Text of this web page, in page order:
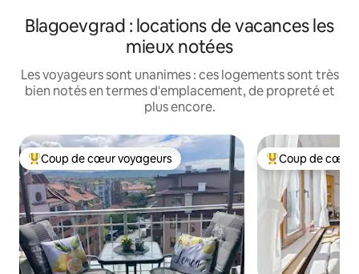
Blagoevgrad : locations de vacances les
mieux notées
Les voyageurs sont unanimes : ces logements sont très
bien notés en termes d'emplacement, de propreté et
plus encore.
Coups de cœur voyageurs les plus appréciés
Coup de cœur voyageurs Coups de cœur
Coup de cœur